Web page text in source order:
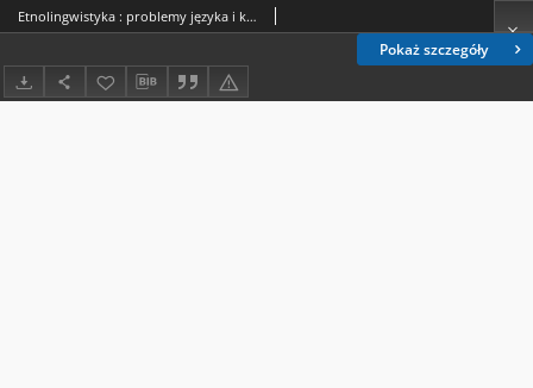
Pokaż szczegóły
Etnolingwistyka : problemy języka i kultury. 14